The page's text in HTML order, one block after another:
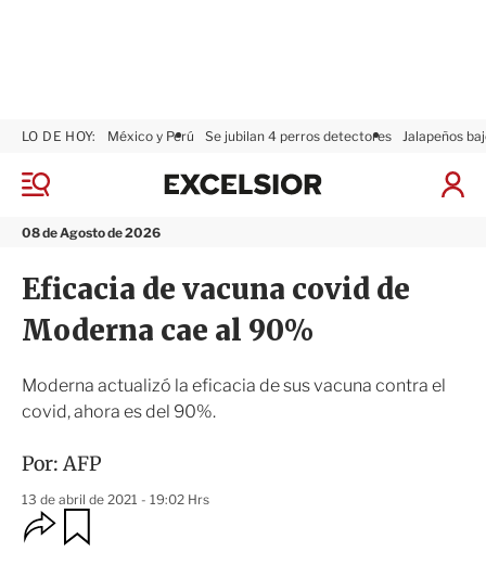
M
n
08 de Agosto de 2026
LO DE HOY: México y Perú Se jubilan 4 perros detectores Jalapeños
I
x
i
Eficacia de vacuna covid de
Moderna cae al 90%
Moderna actualizó la eficacia de sus vacuna contra el
covid, ahora es del 90%.
Por:AFP
13 de abril de 2021 - 19:02 Hrs
O
p